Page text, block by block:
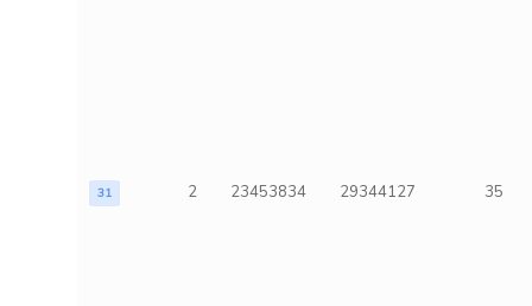
31 2 23453834 29344127 35